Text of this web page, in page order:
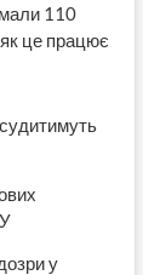
110
це працює
судитимуть
у